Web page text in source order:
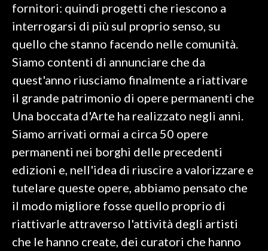
fornitori: quindi progetti che riescono a
interrogarsi di più sul proprio senso, su
quello che stanno facendo nelle comunità.
Siamo contenti di annunciare che da
quest'anno riusciamo finalmente a riattivare
il grande patrimonio di opere permanenti che
Una boccata d'Arte ha realizzato negli anni.
Siamo arrivati ormai a circa 50 opere
permanenti nei borghi delle precedenti
edizioni e, nell'idea di riuscire a valorizzare e
tutelare queste opere, abbiamo pensato che
il modo migliore fosse quello proprio di
riattivarle attraverso l'attività degli artisti
che le hanno create, dei curatori che hanno